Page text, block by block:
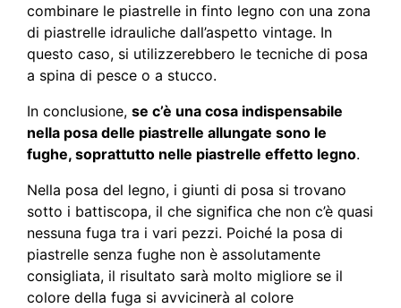
combinare le piastrelle in finto legno con una zona
di piastrelle idrauliche dall’aspetto vintage. In
questo caso, si utilizzerebbero le tecniche di posa
a spina di pesce o a stucco.
In conclusione, se c’è una cosa indispensabile
nella posa delle piastrelle allungate sono le
fughe, soprattutto nelle piastrelle effetto legno.
Nella posa del legno, i giunti di posa si trovano
sotto i battiscopa, il che significa che non c’è quasi
nessuna fuga tra i vari pezzi. Poiché la posa di
piastrelle senza fughe non è assolutamente
consigliata, il risultato sarà molto migliore se il
colore della fuga si avvicinerà al colore